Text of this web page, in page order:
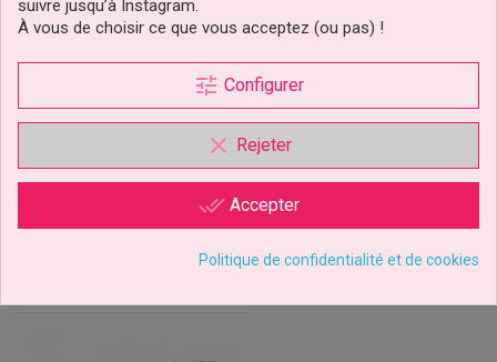
Boite De 12 Douilles Inox
Pme
Prix
29,89 €
Ajouter au panier
1 avis
Douille De Décoration
Pétale 125 Wilton
Prix
3,19 €
Ajouter au panier
suivre jusqu’à Instagram.
À vous de choisir ce que vous acceptez (ou pas) !
tune Configurer
clear Rejeter
done_all Accepter
Politique de confidentialité et de cookies